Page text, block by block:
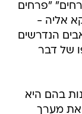
"פרחים
אליה -
הנדרשים
של דבר
בהם היא
את מערך